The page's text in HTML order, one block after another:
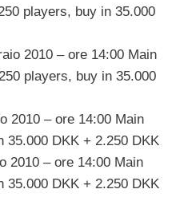
players, buy in 35.000
2010 – ore 14:00 Main
players, buy in 35.000
2010 – ore 14:00 Main
35.000 DKK + 2.250 DKK
2010 – ore 14:00 Main
35.000 DKK + 2.250 DKK